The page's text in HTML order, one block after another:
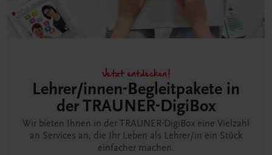
Jetzt entdecken!
Lehrer/innen-Begleitpakete in
der TRAUNER-DigiBox
Wir bieten Ihnen in der TRAUNER-DigiBox eine Vielzahl
an Services an, die Ihr Leben als Lehrer/in ein Stück
einfacher machen.